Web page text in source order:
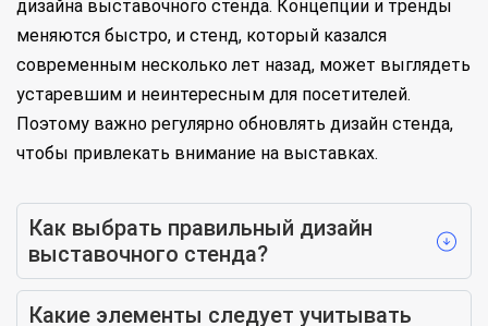
дизайна выставочного стенда. Концепции и тренды
меняются быстро, и стенд, который казался
современным несколько лет назад, может выглядеть
устаревшим и неинтересным для посетителей.
Поэтому важно регулярно обновлять дизайн стенда,
чтобы привлекать внимание на выставках.
Как выбрать правильный дизайн
выставочного стенда?
Какие элементы следует учитывать